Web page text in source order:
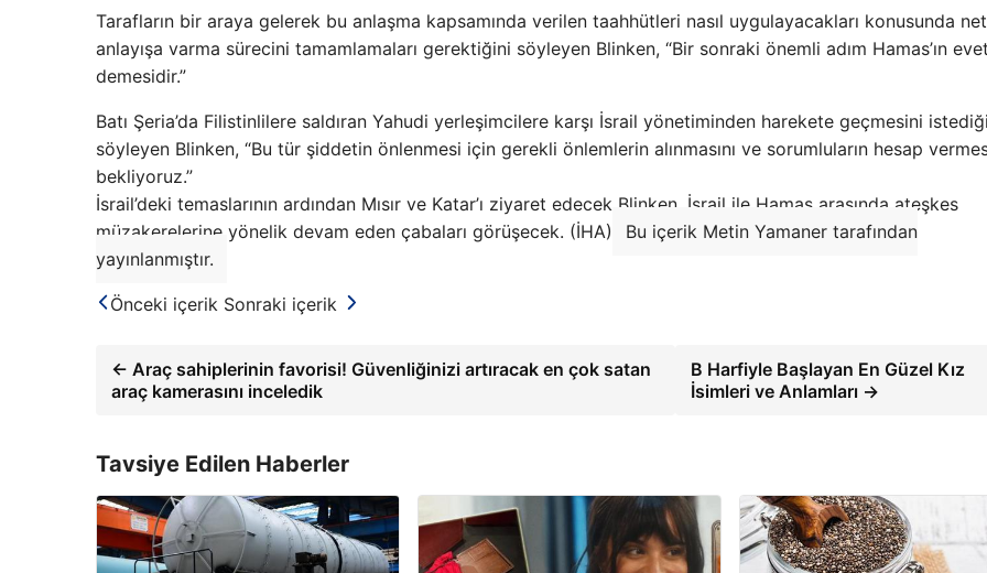
Tarafların bir araya gelerek bu anlaşma kapsamında verilen taahhütleri nasıl uygulayacakları konusunda
anlayışa varma sürecini tamamlamaları gerektiğini söyleyen Blinken, “Bir sonraki önemli adım Hamas’ın evet
demesidir.”
Batı Şeria’da Filistinlilere saldıran Yahudi yerleşimcilere karşı İsrail yönetiminden harekete geçmesini
söyleyen Blinken, “Bu tür şiddetin önlenmesi için gerekli önlemlerin alınmasını ve sorumluların hesap
bekliyoruz.”
İsrail’deki temaslarının ardından Mısır ve Katar’ı ziyaret edecek Blinken, İsrail ile Hamas arasında ateşkes
müzakerelerine yönelik devam eden çabaları görüşecek. (İHA)
Bu içerik Metin Yamaner tarafından
yayınlanmıştır.
Önceki içerik Sonraki içerik
← Araç sahiplerinin favorisi! Güvenliğinizi artıracak en çok satan
araç kamerasını inceledik
B Harfiyle Başlayan En Güzel Kız
İsimleri ve Anlamları →
Tavsiye Edilen Haberler